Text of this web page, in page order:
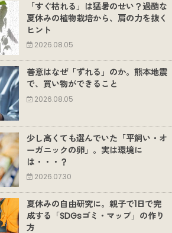
「すぐ枯れる」は猛暑のせい？過酷な
夏休みの植物栽培から、肩の力を抜く
ヒント
2026.08.05
善意はなぜ「ずれる」のか。熊本地震
で、買い物ができること
2026.08.05
少し高くても選んでいた「平飼い・オ
ーガニックの卵」。実は環境に
は・・・？
2026.07.30
夏休みの自由研究に。親子で1日で完
成する「SDGsゴミ・マップ」の作り
方